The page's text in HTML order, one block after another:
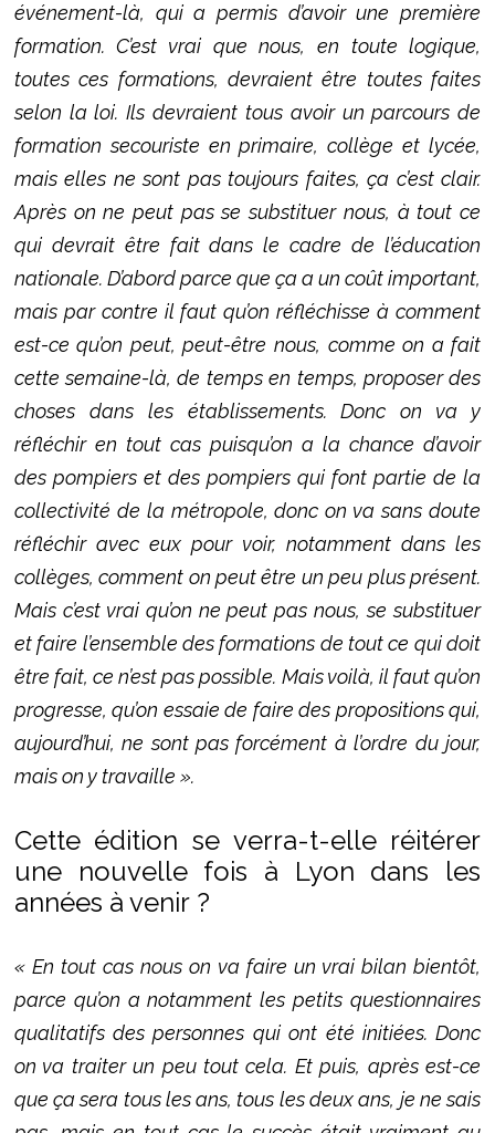
événement-là, qui a permis d’avoir une première
formation. C’est vrai que nous, en toute logique,
toutes ces formations, devraient être toutes faites
selon la loi. Ils devraient tous avoir un parcours de
formation secouriste en primaire, collège et lycée,
mais elles ne sont pas toujours faites, ça c’est clair.
Après on ne peut pas se substituer nous, à tout ce
qui devrait être fait dans le cadre de l’éducation
nationale. D’abord parce que ça a un coût important,
mais par contre il faut qu’on réfléchisse à comment
est-ce qu’on peut, peut-être nous, comme on a fait
cette semaine-là, de temps en temps, proposer des
choses dans les établissements. Donc on va y
réfléchir en tout cas puisqu’on a la chance d’avoir
des pompiers et des pompiers qui font partie de la
collectivité de la métropole, donc on va sans doute
réfléchir avec eux pour voir, notamment dans les
collèges, comment on peut être un peu plus présent.
Mais c’est vrai qu’on ne peut pas nous, se substituer
et faire l’ensemble des formations de tout ce qui doit
être fait, ce n’est pas possible. Mais voilà, il faut qu’on
progresse, qu’on essaie de faire des propositions qui,
aujourd’hui, ne sont pas forcément à l’ordre du jour,
mais on y travaille ».
Cette édition se verra-t-elle réitérer
une nouvelle fois à Lyon dans les
années à venir ?
« En tout cas nous on va faire un vrai bilan bientôt,
parce qu’on a notamment les petits questionnaires
qualitatifs des personnes qui ont été initiées. Donc
on va traiter un peu tout cela. Et puis, après est-ce
que ça sera tous les ans, tous les deux ans, je ne sais